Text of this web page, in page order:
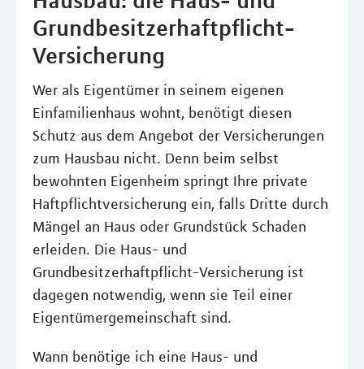
Grundbesitzerhaftpflicht-
Versicherung
Wer als Eigentümer in seinem eigenen
Einfamilienhaus wohnt, benötigt diesen
Schutz aus dem Angebot der Versicherungen
zum Hausbau nicht. Denn beim selbst
bewohnten Eigenheim springt Ihre private
Haftpflichtversicherung ein, falls Dritte durch
Mängel an Haus oder Grundstück Schaden
erleiden. Die Haus- und
Grundbesitzerhaftpflicht-Versicherung ist
dagegen notwendig, wenn sie Teil einer
Eigentümergemeinschaft sind.
Wann benötige ich eine Haus- und